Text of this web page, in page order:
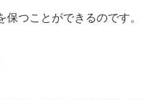
つことができるのです。